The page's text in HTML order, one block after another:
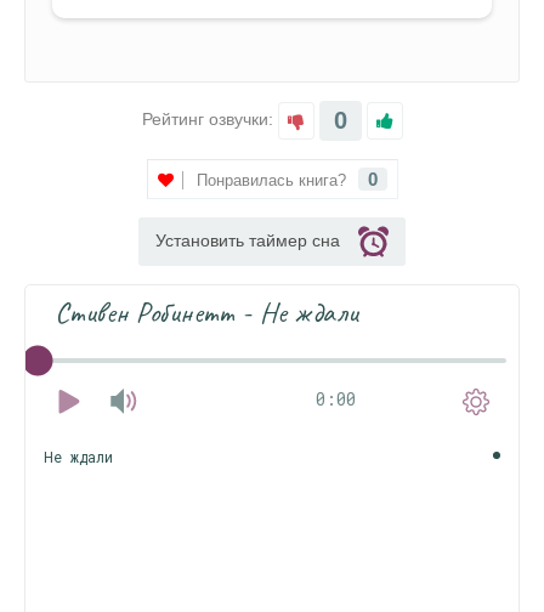
Рейтинг озвучки: 0
Понравилась книга? 0
Установить таймер сна
Стивен Робинетт - Не ждали
0:00
Не ждали